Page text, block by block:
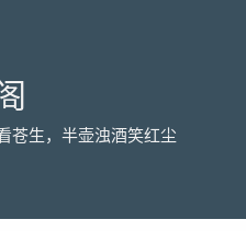
苍生，半壶浊酒笑红尘